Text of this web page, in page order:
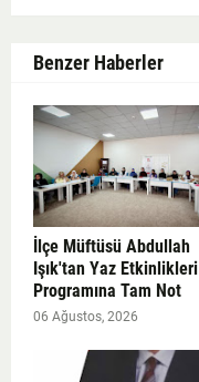
Benzer Haberler
İlçe Müftüsü Abdullah
Işık'tan Yaz Etkinlikleri
Programına Tam Not
06 Ağustos, 2026